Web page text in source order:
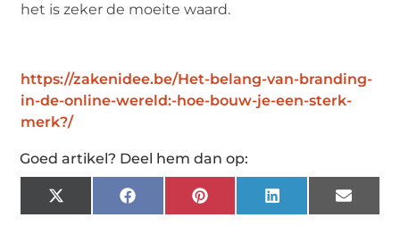
het is zeker de moeite waard.
https://zakenidee.be/Het-belang-van-branding-
in-de-online-wereld:-hoe-bouw-je-een-sterk-
merk?/
Goed artikel? Deel hem dan op:
X
(Twitter)
FacebookPinterestLinkedIn Email